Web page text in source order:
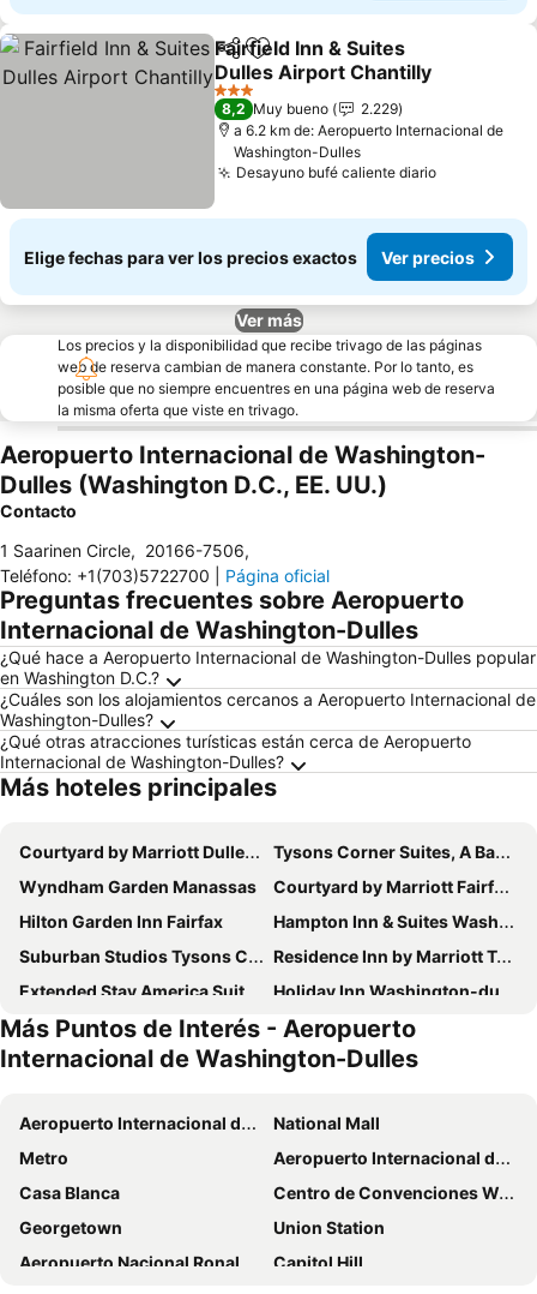
CompartirAgregar a favoritos
Fairfield Inn & Suites
Dulles Airport Chantilly
Ver precios
3 Estrellas
8,2 Muy bueno
2.229
a 6.2 km de: Aeropuerto Internacional de
Washington-Dulles
Desayuno bufé caliente diarioVer
Elige fechas para ver los precios exactos Ver precios
Ver más
Los precios y la disponibilidad que recibe trivago de las páginas
web de reserva cambian de manera constante. Por lo tanto, es
posible que no siempre encuentres en una página web de reserva
la misma oferta que viste en trivago.
Aeropuerto Internacional de Washington-
Dulles (Washington D.C., EE. UU.)
Contacto
1 Saarinen Circle, 20166-7506,
Teléfono: +1(703)5722700 Página oficial
Preguntas frecuentes sobre Aeropuerto
Internacional de Washington-Dulles
¿Qué hace a Aeropuerto Internacional de Washington-Dulles popular
en Washington D.C.?
¿Cuáles son los alojamientos cercanos a Aeropuerto Internacional de
Washington-Dulles?
¿Qué otras atracciones turísticas están cerca de Aeropuerto
Internacional de Washington-Dulles?
Más hoteles principales
Courtyard by Marriott Dulles Airport Herndon
Tysons Corner Suites, A Baymont by Wyndham
Wyndham Garden Manassas
Courtyard by Marriott Fairfax Fair Oaks
Hilton Garden Inn Fairfax
Hampton Inn & Suites Washington-Dulles International Airport
Suburban Studios Tysons Corner
Residence Inn by Marriott Tysons
Extended Stay America Suites - Washington, DC - Tysons Corner
Holiday Inn Washington-dulles Intl Airport By Ihg
Hampton Inn Washington-Dulles Int'l Airport South
Courtyard by Marriott Tysons McLean
Best Western Fairfax
Hilton Washington Dulles Airport
Washington Dulles Airport Marriott
Hyatt Place Herndon/Dulles Airport-East
Hyatt Regency Dulles
Best Western Dulles Airport Inn
Fairfax Marriott at Fair Oaks
DoubleTree by Hilton Sterling - Dulles Airport
Hampton Inn & Suites Herndon-Reston
DoubleTree by Hilton McLean Tysons
Homewood Suites by Hilton Dulles Int'l Airport
WoodSpring Suites Manassas Battlefield Park I-66
Más Puntos de Interés - Aeropuerto
Internacional de Washington-Dulles
Aeropuerto Internacional de Washington-Dulles
National Mall
Metro
Aeropuerto Internacional de Baltimore-Washington
Casa Blanca
Centro de Convenciones Walter E Washington
Georgetown
Union Station
Aeropuerto Nacional Ronald Reagan de Washington
Capitol Hill